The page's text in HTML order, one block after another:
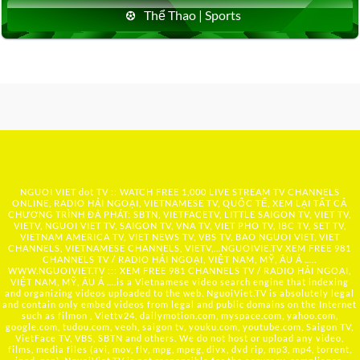
Thể Thao | Sports
NGUOI VIET dot TV :: WATCH FREE 1,000 LIVE STREAM TV CHANNELS
ONLINE, RADIO HẢI NGOẠI, VIETNAMESE TV, QUỐC TẾ, XEM LẠI TẤT CẢ
CHƯƠNG TRÌNH ĐÃ PHÁT: SBTN, VIETFACETV, LITTLE SAIGON TV, VIET TV,
VIETV, NGUOI VIET TV, SAIGON TV, VNA TV, VIET PHO TV, IBC TV, SET TV,
VIETNAM AMERICA TV, VIET NEWS TV, VBS TV, BAO NGUOI VIET, VIET
CHANNELS, VIETNAMESE CHANNELS, VIETV,... NGUOIVIE.TV XEM FREE 981
CHANNELS TV / RADIO HẢI NGOẠI, VIỆT NAM, MỸ, ÂU Á …..
WWW.NGUOIVIET.TV ::: XEM FREE 981 CHANNELS TV / RADIO HẢI NGOẠI,
VIỆT NAM, MỸ, ÂU Á ….is a Vietnamese video search engine that indexing
and organizing videos uploaded to the web. NguoiViet.TV is absolutely legal
and contain only embed videos from legal and public domains on the Internet
such as filmon , Viettv24, dailymotion.com, myspace.com, yahoo.com,
google.com, tudou.com, veoh, saigon tv, youku.com, youtube.com, Saigon TV,
VietFace TV, VBS, SBTN and others. We do not host or upload any video,
films, media files (avi, mov, flv, mpg, mpeg, divx, dvd rip, mp3, mp4, torrent,